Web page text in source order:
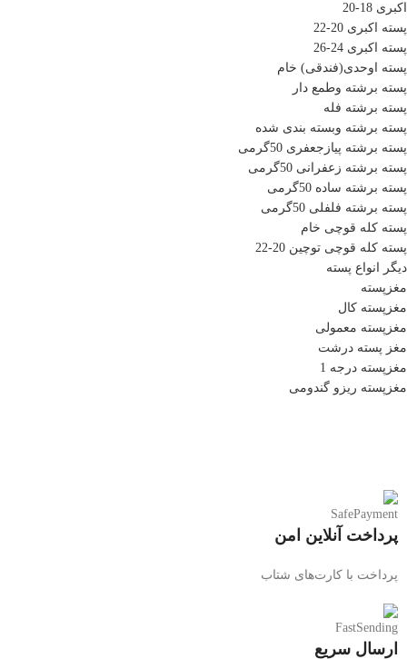
اکبری 18-20
پسته اکبری 20-22
پسته اکبری 24-26
پسته اوحدی(فندقی) خام
پسته برشته وطمع دار
پسته برشته فله
پسته برشته وبسته بندی شده
پسته برشته پیازجعفری 50گرمی
پسته برشته زعفرانی 50گرمی
پسته برشته ساده 50گرمی
پسته برشته فلفلی 50گرمی
پسته کله قوچی خام
پسته کله قوچی توچین 20-22
دیگر انواع پسته
مغزپسته
مغزپسته کال
مغزپسته معمولی
مغز پسته درشت
مغزپسته درجه 1
مغزپسته ریزو گندومی
پرداخت آنلاین امن
پرداخت با کارت‌های شتاب
ارسال سریع